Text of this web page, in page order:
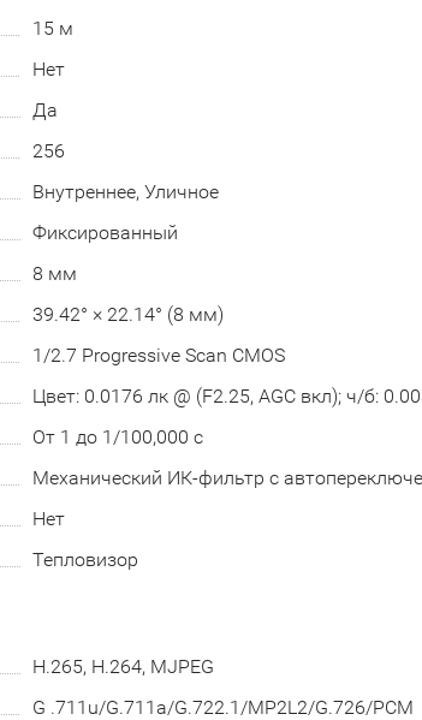
15 м
Нет
Да
256
Внутреннее, Уличное
Фиксированный
8 мм
39.42° × 22.14° (8 мм)
1/2.7 Progressive Scan CMOS
Цвет: 0.0176 лк @ (F2.25, AGC вкл); ч/б:
От 1 до 1/100,000 с
Механический ИК-фильтр с
Нет
Тепловизор
H.265, H.264, MJPEG
G .711u/G.711a/G.722.1/MP2L2/G.726/PCM